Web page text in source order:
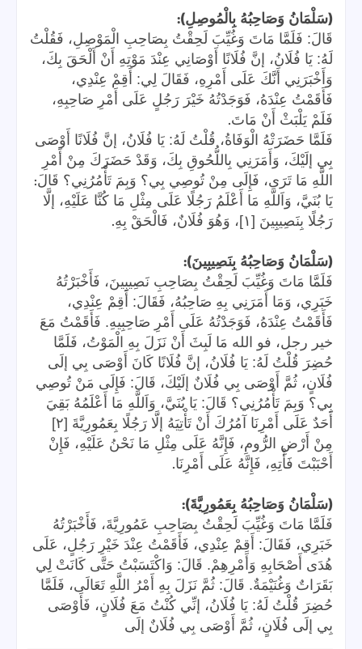
(سَلْمَانُ وَصَاحِبُهُ بِالْمُوصِلِ):
قَالَ: فَلَمَّا مَاتَ وَغُيِّبَ لَحِقْتُ بِصَاحِبِ الْمَوْصِلِ، فَقُلْتُ
لَهُ: يَا فُلَانُ، إنَّ فُلَانًا أَوْصَانِي عِنْدَ مَوْتِهِ أَنْ أَلْحَقَ بِكَ،
وَأَخْبَرَنِي أَنَّكَ عَلَى أَمْرِهِ، فَقَالَ لِي: أَقِمْ عِنْدِي،
فَأَقَمْتُ عِنْدَهُ، فَوَجَدْتُهُ خَيْرَ رَجُلٍ عَلَى أَمْرِ صَاحِبِهِ،
فَلَمْ يَلْبَثْ أَنْ مَاتَ.
فَلَمَّا حَضَرَتْهُ الْوَفَاةُ، قُلْتُ لَهُ: يَا فُلَانُ، إنَّ فُلَانًا أَوْصَى
بِي إلَيْكَ، وَأَمَرَنِي بِاللُّحُوقِ بِكَ، وَقَدْ حَضَرَكَ مِنْ أَمْرِ
اللَّهِ مَا تَرَى، فَإِلَى مِنْ تُوصِي بِي؟ وَبِمَ تَأْمُرُنِي؟ قَالَ:
يَا بُنَيَّ، وَاَللَّهِ مَا أَعْلَمُ رَجُلًا عَلَى مِثْلِ مَا كُنَّا عَلَيْهِ، إلَّا
رَجُلًا بِنَصِيبِينَ [١]، وَهُوَ فُلَانٌ، فَالْحَقْ بِهِ
.
(سَلْمَانُ وَصَاحِبُهُ بِنَصِيبِينَ):
فَلَمَّا مَاتَ وَغُيِّبَ لَحِقْتُ بِصَاحِبِ نَصِيبِينَ، فَأَخْبَرْتُهُ
خَبَرِي، وَمَا أَمَرَنِي بِهِ صَاحِبُهُ، فَقَالَ: أَقِمْ عِنْدِي،
فَأَقَمْتُ عِنْدَهُ، فَوَجَدْتُهُ عَلَى أَمْرِ صَاحِبِيهِ. فَأَقَمْتُ مَعَ
خير رجل، فو الله مَا لَبِثَ أَنْ نَزَلَ بِهِ الْمَوْتُ، فَلَمَّا
حُضِرَ قُلْتُ لَهُ: يَا فُلَانُ، إنَّ فُلَانًا كَانَ أَوْصَى بِي إلَى
فُلَانٍ، ثُمَّ أَوْصَى بِي فُلَانٌ إلَيْكَ، قَالَ: فَإِلَى مَنْ تُوصِي
بِي؟ وَبِمَ تَأْمُرُنِي؟ قَالَ: يَا بُنَيَّ، وَاَللَّهِ مَا أَعْلَمُهُ بَقِيَ
أَحَدٌ عَلَى أَمْرِنَا آمُرُكَ أَنْ تَأْتِيَهُ إلَّا رَجُلًا بِعَمُورِيَّةَ [٢]
مِنْ أَرْضِ الرُّومِ، فَإِنَّهُ عَلَى مِثْلِ مَا نَحْنُ عَلَيْهِ، فَإِنْ
أَحْبَبْتَ فَأْتِهِ، فَإِنَّهُ عَلَى أَمْرِنَا.
(سَلْمَانُ وَصَاحِبُهُ بِعَمُورِيَّةَ):
فَلَمَّا مَاتَ وَغُيِّبَ لَحِقْتُ بِصَاحِبِ عَمُورِيَّةَ، فَأَخْبَرْتُهُ
خَبَرِي، فَقَالَ: أَقِمْ عِنْدِي، فَأَقَمْتُ عِنْدَ خَيْرِ رَجُلٍ، عَلَى
هُدَى أَصْحَابِهِ وَأَمْرِهِمْ. قَالَ: وَاكْتَسَبْتُ حَتَّى كَانَتْ لِي
بَقَرَاتٌ وَغُنَيْمَةٌ. قَالَ: ثُمَّ نَزَلَ بِهِ أَمْرُ اللَّهِ تَعَالَى، فَلَمَّا
حُضِرَ قُلْتُ لَهُ: يَا فُلَانُ، إنِّي كُنْتُ مَعَ فُلَانٍ، فَأَوْصَى
بِي إلَى فُلَانٍ، ثُمَّ أَوْصَى بِي فُلَانٌ إلَى